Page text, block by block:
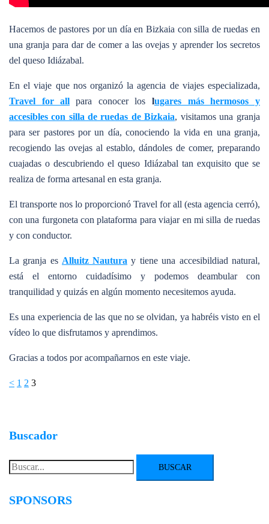
Hacemos de pastores por un día en Bizkaia con silla de ruedas en
una granja para dar de comer a las ovejas y aprender los secretos
del queso Idiázabal.
En el viaje que nos organizó la agencia de viajes especializada,
Travel for all para conocer los lugares más hermosos y
accesibles con silla de ruedas de Bizkaia, visitamos una granja
para ser pastores por un día, conociendo la vida en una granja,
recogiendo las ovejas al establo, dándoles de comer, preparando
cuajadas o descubriendo el queso Idiázabal tan exquisito que se
realiza de forma artesanal en esta granja.
El transporte nos lo proporcionó Travel for all (esta agencia cerró),
con una furgoneta con plataforma para viajar en mi silla de ruedas
y con conductor.
La granja es Alluitz Nautura y tiene una accesibildiad natural,
está el entorno cuidadísimo y podemos deambular con
tranquilidad y quizás en algún momento necesitemos ayuda.
Es una experiencia de las que no se olvidan, ya habréis visto en el
vídeo lo que disfrutamos y aprendimos.
Gracias a todos por acompañarnos en este viaje.
Paginación
< 1 2 3
Buscador
Buscar:
SPONSORS